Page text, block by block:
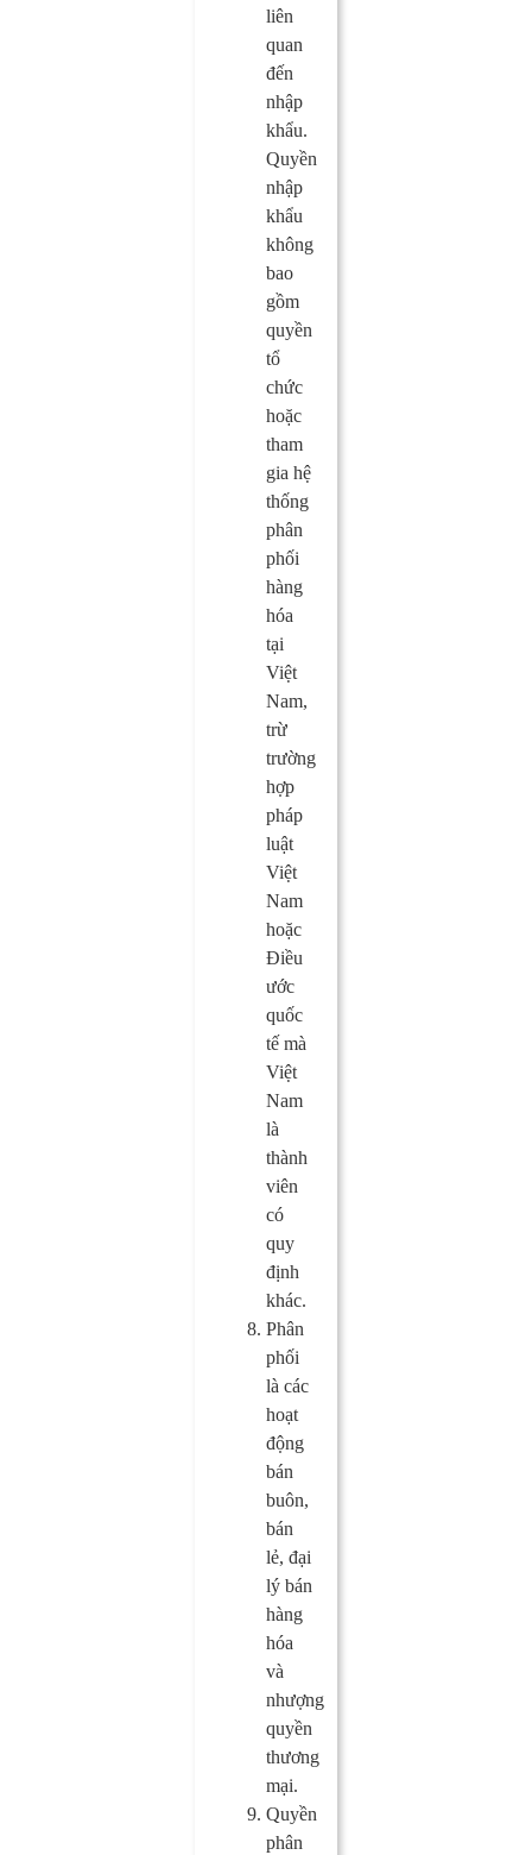
liên
quan
đến
nhập
khẩu.
Quyền
nhập
khẩu
không
bao
gồm
quyền
tổ
chức
hoặc
tham
gia hệ
thống
phân
phối
hàng
hóa
tại
Việt
Nam,
trừ
trường
hợp
pháp
luật
Việt
Nam
hoặc
Điều
ước
quốc
tế mà
Việt
Nam
là
thành
viên
có
quy
định
khác.
Phân
phối
là các
hoạt
động
bán
buôn,
bán
lẻ, đại
lý bán
hàng
hóa
và
nhượng
quyền
thương
mại.
Quyền
phân